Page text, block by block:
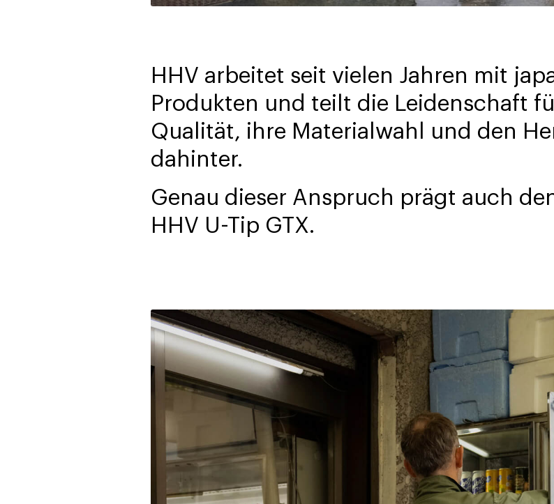
HHV arbeitet seit vielen Jahren mit
Produkten und teilt die Leidenschaft
Qualität, ihre Materialwahl und den
dahinter.
Genau dieser Anspruch prägt auch
HHV U-Tip GTX.